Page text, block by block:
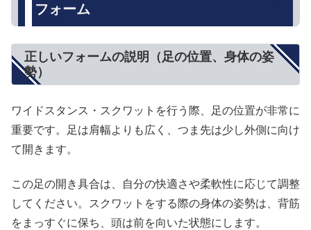
フォーム
正しいフォームの説明（足の位置、身体の姿
勢）
ワイドスタンス・スクワットを行う際、足の位置が非常に
重要です。足は肩幅よりも広く、つま先は少し外側に向け
て開きます。
この足の開き具合は、自分の快適さや柔軟性に応じて調整
してください。スクワットをする際の身体の姿勢は、背筋
をまっすぐに保ち、頭は前を向いた状態にします。